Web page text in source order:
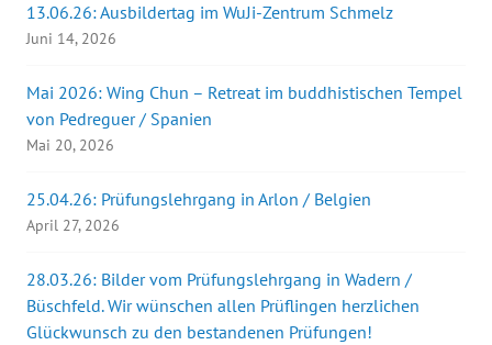
13.06.26: Ausbildertag im WuJi-Zentrum Schmelz
Juni 14, 2026
Mai 2026: Wing Chun – Retreat im buddhistischen Tempel
von Pedreguer / Spanien
Mai 20, 2026
25.04.26: Prüfungslehrgang in Arlon / Belgien
April 27, 2026
28.03.26: Bilder vom Prüfungslehrgang in Wadern /
Büschfeld. Wir wünschen allen Prüflingen herzlichen
Glückwunsch zu den bestandenen Prüfungen!